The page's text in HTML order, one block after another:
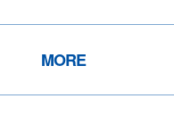
MORE